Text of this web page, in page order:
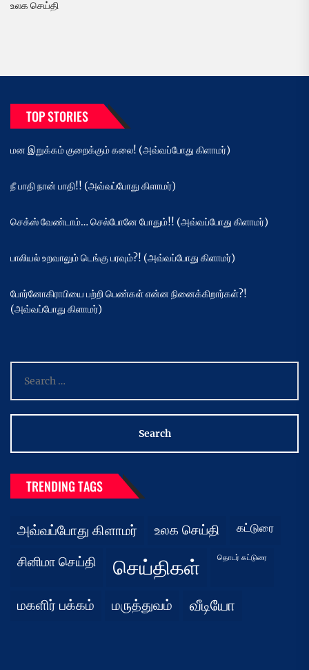
உலக செய்தி
TOP STORIES
மன இறுக்கம் குறைக்கும் கலை! (அவ்வப்போது கிளாமர்)
நீ பாதி நான் பாதி!! (அவ்வப்போது கிளாமர்)
செக்ஸ் வேண்டாம்… செல்போனே போதும்!! (அவ்வப்போது கிளாமர்)
பாலியல் உறவாலும் டெங்கு பரவும்?! (அவ்வப்போது கிளாமர்)
போர்னோகிராபியை பற்றி பெண்கள் என்ன நினைக்கிறார்கள்?!
(அவ்வப்போது கிளாமர்)
for:
TRENDING TAGS
அவ்வப்போது கிளாமர் உலக செய்தி கட்டுரை
சினிமா செய்தி செய்திகள் தொடர் கட்டுரை
மகளிர் பக்கம் மருத்துவம் வீடியோ